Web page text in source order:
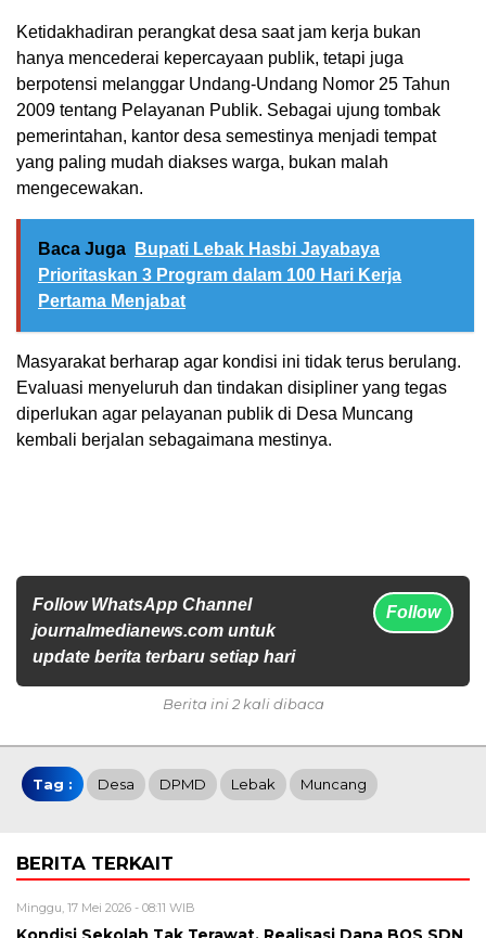
Ketidakhadiran perangkat desa saat jam kerja bukan
hanya mencederai kepercayaan publik, tetapi juga
berpotensi melanggar Undang-Undang Nomor 25 Tahun
2009 tentang Pelayanan Publik. Sebagai ujung tombak
pemerintahan, kantor desa semestinya menjadi tempat
yang paling mudah diakses warga, bukan malah
mengecewakan.
Baca Juga
Bupati Lebak Hasbi Jayabaya
Prioritaskan 3 Program dalam 100 Hari Kerja
Pertama Menjabat
Masyarakat berharap agar kondisi ini tidak terus berulang.
Evaluasi menyeluruh dan tindakan disipliner yang tegas
diperlukan agar pelayanan publik di Desa Muncang
kembali berjalan sebagaimana mestinya.
Follow WhatsApp Channel
journalmedianews.com untuk
update berita terbaru setiap hari
Follow
Berita ini 2 kali dibaca
Tag : Desa DPMD Lebak Muncang
BERITA TERKAIT
Minggu, 17 Mei 2026 - 08:11 WIB